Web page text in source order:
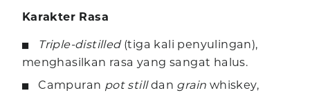
Karakter Rasa
Triple-distilled(tiga kali penyulingan),
menghasilkan rasa yang sangat halus.
Campuran pot stilldan grain whiskey,